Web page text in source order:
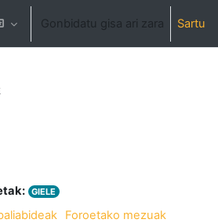
Gonbidatu gisa ari zara Sartu
GIELE
Foroetako mezuak